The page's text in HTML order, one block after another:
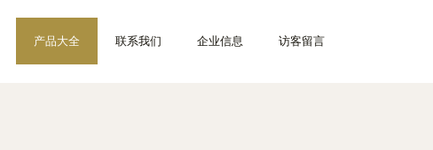
产品大全 联系我们 企业信息 访客留言